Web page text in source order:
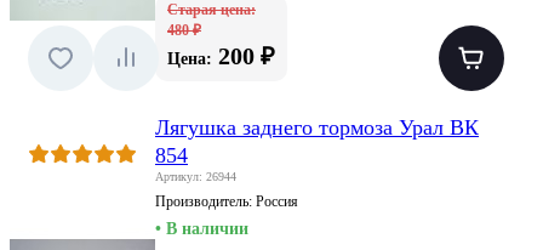
Старая цена:
480 ₽
Цена: 200 ₽
Лягушка заднего тормоза Урал ВК
854
Артикул: 26944
Производитель: Россия
• В наличии